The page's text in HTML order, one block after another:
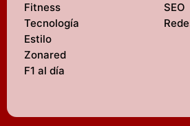
Fitness
Tecnología
Estilo
Zonared
F1 al día
SEO